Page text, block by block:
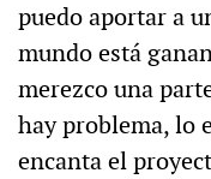
puedo aportar a
mundo está
merezco una
hay problema, lo
encanta el